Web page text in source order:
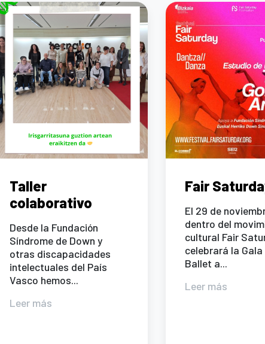
Taller
colaborativo
Desde la Fundación
Síndrome de Down y
otras discapacidades
intelectuales del País
Vasco hemos...
Leer más
Fair
El 29 de
dentro del
cultural Fair
celebrará la Gala
Ballet a...
Leer más